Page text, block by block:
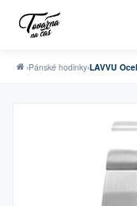
›Pánské hodinky›